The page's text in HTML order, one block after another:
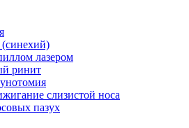
лазером
ринит
слизистой носа
пазух